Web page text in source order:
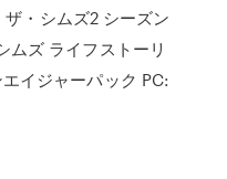
・シムズ2 シーズン
ムズ ライフストーリ
イジャーパック PC: